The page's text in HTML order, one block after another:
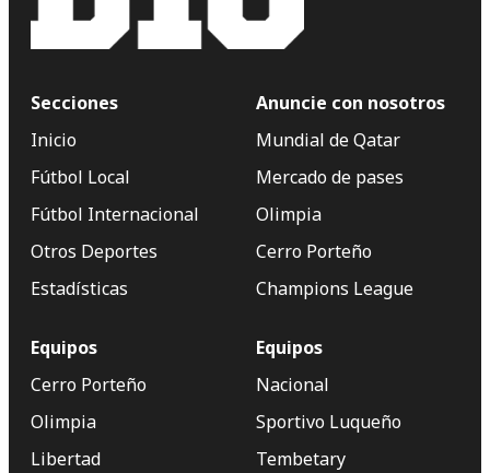
Secciones
Inicio
Fútbol Local
Fútbol Internacional
Otros Deportes
Estadísticas
Anuncie con nosotros
Mundial de Qatar
Mercado de pases
Olimpia
Cerro Porteño
Champions League
Equipos
Cerro Porteño
Olimpia
Libertad
Equipos
Nacional
Sportivo Luqueño
Tembetary